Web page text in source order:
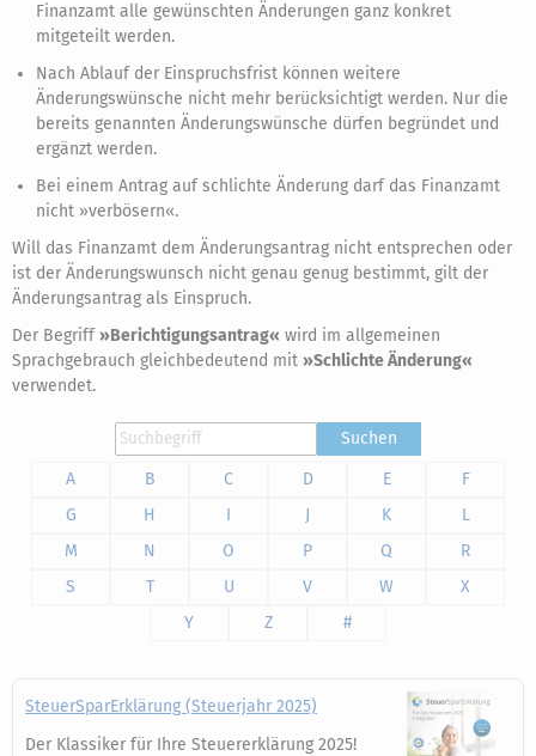
Finanzamt alle gewünschten Änderungen ganz konkret
mitgeteilt werden.
Nach Ablauf der Einspruchsfrist können weitere
Änderungswünsche nicht mehr berücksichtigt werden. Nur die
bereits genannten Änderungswünsche dürfen begründet und
ergänzt werden.
Bei einem Antrag auf schlichte Änderung darf das Finanzamt
nicht »verbösern«.
Will das Finanzamt dem Änderungsantrag nicht entsprechen oder
ist der Änderungswunsch nicht genau genug bestimmt, gilt der
Änderungsantrag als Einspruch.
Der Begriff»Berichtigungsantrag« wird im allgemeinen
Sprachgebrauch gleichbedeutend mit »Schlichte Änderung«
verwendet.
Suchen
A
B C D E
F
G
H I J K
L
M
N O P Q
R
S
T U V W
X
Y
Z #
SteuerSparErklärung (Steuerjahr 2025)
Der Klassiker für Ihre Steuererklärung 2025!